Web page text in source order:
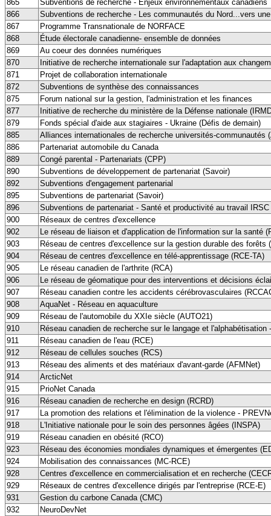
865
Subventions de recherche - Enjeux environnementaux canadiens
866
Subventions de recherche - Les communautés du Nord...vers
867
Programme Transnationale de NORFACE
868
Étude électorale canadienne- ensemble de données
869
Au coeur des données numériques
870
Initiative de recherche internationale sur l'adaptation aux
871
Projet de collaboration internationale
872
Subventions de synthèse des connaissances
875
Forum national sur la gestion, l'administration et les finances
877
Initiative de recherche du ministère de la Défense nationale
879
Fonds spécial d'aide aux stagiaires - Ukraine (Défis de demain)
885
Alliances internationales de recherche universités-communautés
886
Partenariat automobile du Canada
889
Congé parental - Partenariats (CPP)
890
Subventions de développement de partenariat (Savoir)
892
Subventions d'engagement partenarial
895
Subventions de partenariat (Savoir)
896
Subventions de partenariat - Santé et productivité au travail IRSC
900
Réseaux de centres d'excellence
902
Le réseau de liaison et d'application de l'information sur la santé
903
Réseau de centres d'excellence sur la gestion durable des forêts
904
Réseau de centres d'excellence en télé-apprentissage (RCE-TA)
905
Le réseau canadien de l'arthrite (RCA)
906
Le réseau de géomatique pour des interventions et décisions
907
Réseau canadien contre les accidents cérébrovasculaires
908
AquaNet - Réseau en aquaculture
909
Réseau de l'automobile du XXIe siècle (AUTO21)
910
Réseau canadien de recherche sur le langage et l'alphabétisation
911
Réseau canadien de l'eau (RCE)
912
Réseau de cellules souches (RCS)
913
Réseau des aliments et des matériaux d'avant-garde (AFMNet)
914
ArcticNet
915
PrioNet Canada
916
Réseau canadien de recherche en design (RCRD)
917
La promotion des relations et l'élimination de la violence -
918
L'Initiative nationale pour le soin des personnes âgées (INSPA)
919
Réseau canadien en obésité (RCO)
923
Réseau des économies mondiales dynamiques et émergentes
924
Mobilisation des connaissances (MC-RCE)
928
Centres d'excellence en commercialisation et en recherche
929
Réseaux de centres d'excellence dirigés par l'entreprise (RCE-E)
931
Gestion du carbone Canada (CMC)
932
NeuroDevNet